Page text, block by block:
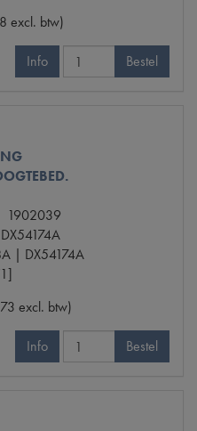
excl. btw)
Info Bestel
1902039
DX54174A
| DX54174A
excl. btw)
Info Bestel